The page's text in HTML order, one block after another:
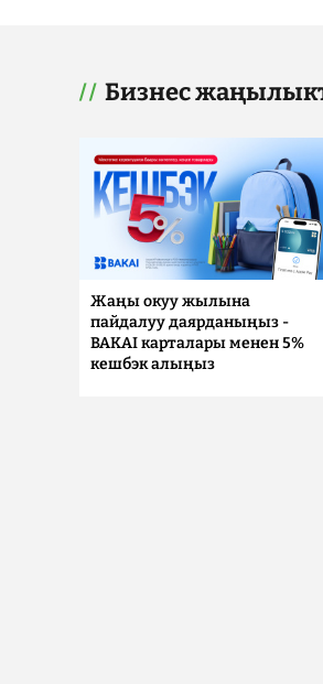
Бизнес
Жаңы окуу жылына
пайдалуу даярданыңыз -
BAKAI карталары менен 5%
кешбэк алыңыз